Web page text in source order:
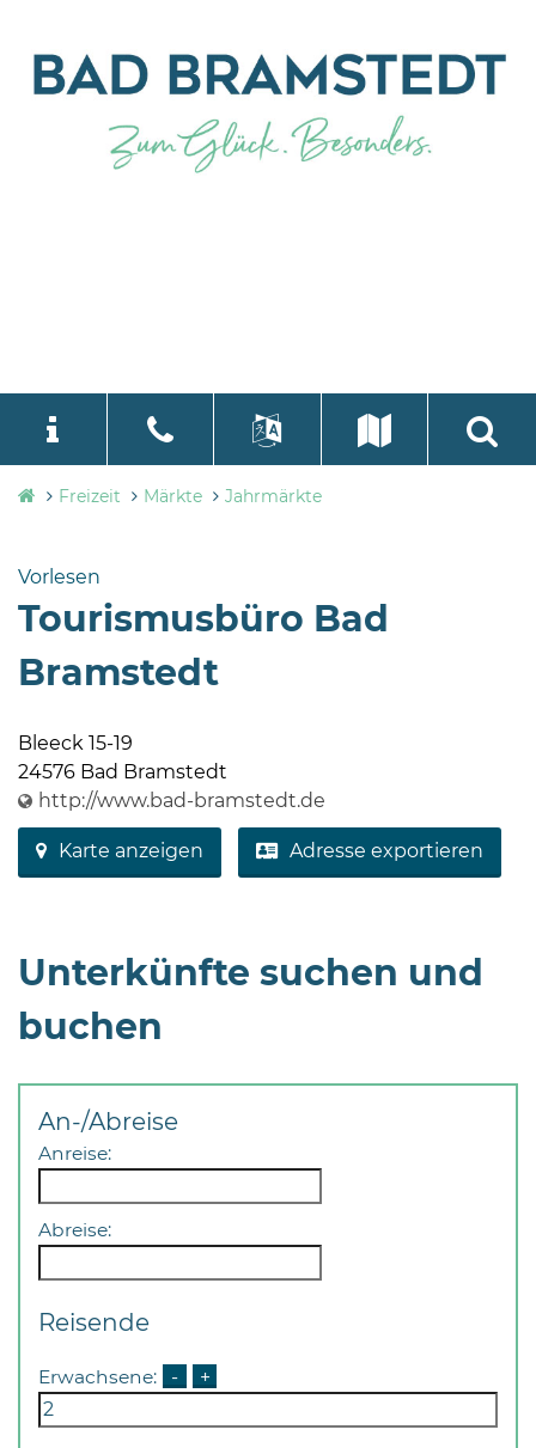
Tourismusbüro
Bramstedt
24576 Bad
Bramstedt
bramstedt.de
language
Freizeit Märkte Jahrmärkte
Vorlesen
Tourismusbüro Bad
Bramstedt
Bleeck 15-19
24576 Bad Bramstedt
http://www.bad-bramstedt.de
Karte anzeigen Adresse exportieren
Unterkünfte suchen und
buchen
An-/Abreise
Anreise:
Abreise:
Reisende
Erwachsene: - +